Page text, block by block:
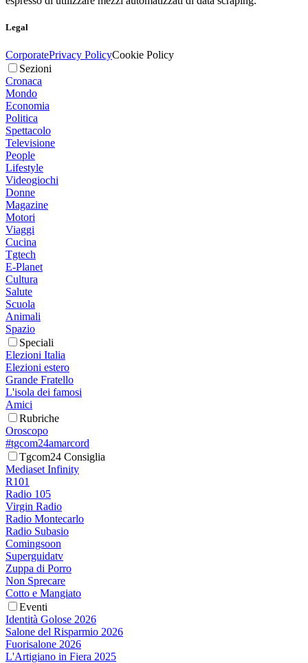
Legal
CorporatePrivacy PolicyCookie Policy
Sezioni
Cronaca
Mondo
Economia
Politica
Spettacolo
Televisione
People
Lifestyle
Videogiochi
Donne
Magazine
Motori
Viaggi
Cucina
Tgtech
E-Planet
Cultura
Salute
Scuola
Animali
Spazio
Speciali
Elezioni Italia
Elezioni estero
Grande Fratello
L'isola dei famosi
Amici
Rubriche
Oroscopo
#tgcom24amarcord
Tgcom24 Consiglia
Mediaset Infinity
R101
Radio 105
Virgin Radio
Radio Montecarlo
Radio Subasio
Comingsoon
Superguidatv
Zuppa di Porro
Non Sprecare
Cotto e Mangiato
Eventi
Identità Golose 2026
Salone del Risparmio 2026
Fuorisalone 2026
L'Artigiano in Fiera 2025